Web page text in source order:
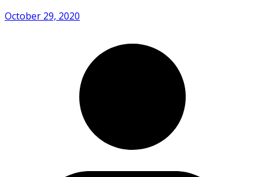
October 29, 2020